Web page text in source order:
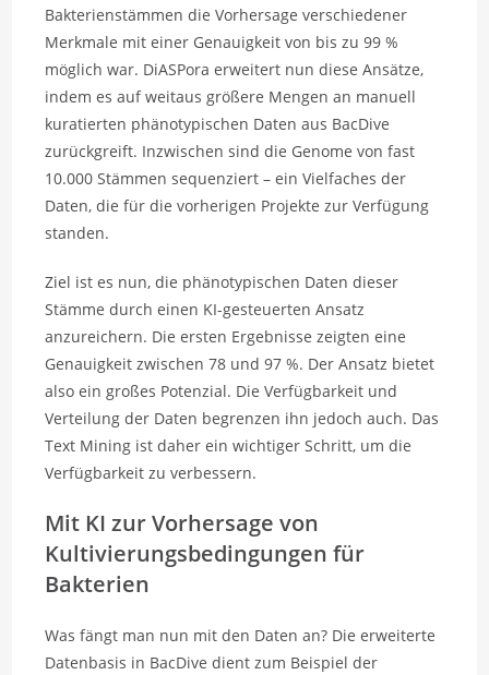
Bakterienstämmen die Vorhersage verschiedener
Merkmale mit einer Genauigkeit von bis zu 99 %
möglich war. DiASPora erweitert nun diese Ansätze,
indem es auf weitaus größere Mengen an manuell
kuratierten phänotypischen Daten aus BacDive
zurückgreift. Inzwischen sind die Genome von fast
10.000 Stämmen sequenziert – ein Vielfaches der
Daten, die für die vorherigen Projekte zur Verfügung
standen.
Ziel ist es nun, die phänotypischen Daten dieser
Stämme durch einen KI-gesteuerten Ansatz
anzureichern. Die ersten Ergebnisse zeigten eine
Genauigkeit zwischen 78 und 97 %. Der Ansatz bietet
also ein großes Potenzial. Die Verfügbarkeit und
Verteilung der Daten begrenzen ihn jedoch auch. Das
Text Mining ist daher ein wichtiger Schritt, um die
Verfügbarkeit zu verbessern.
Mit KI zur Vorhersage von
Kultivierungsbedingungen für
Bakterien
Was fängt man nun mit den Daten an? Die erweiterte
Datenbasis in BacDive dient zum Beispiel der